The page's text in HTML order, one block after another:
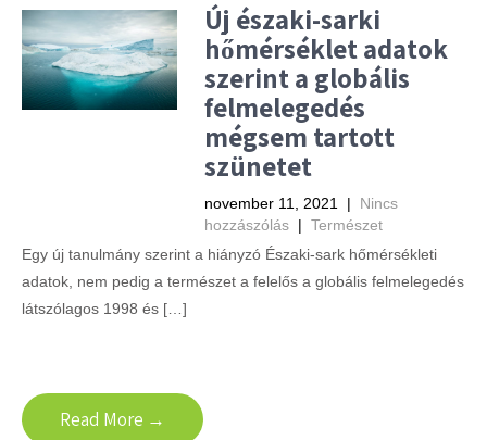
Új északi-sarki
hőmérséklet adatok
szerint a globális
felmelegedés
mégsem tartott
szünetet
november 11, 2021 | Nincs
hozzászólás | Természet
Egy új tanulmány szerint a hiányzó Északi-sark hőmérsékleti
adatok, nem pedig a természet a felelős a globális felmelegedés
látszólagos 1998 és […]
Read More →